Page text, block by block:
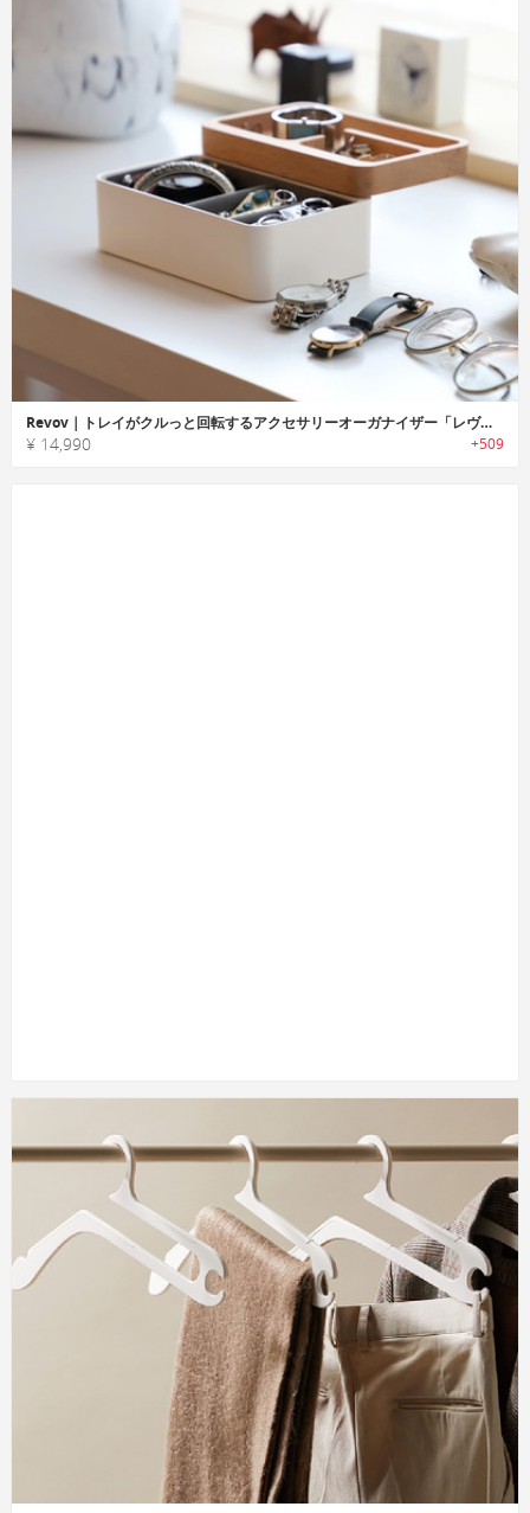
Revov｜トレイがクルっと回転するアクセサリーオーガナイザー「レヴォヴ」
¥ 14,990 +509